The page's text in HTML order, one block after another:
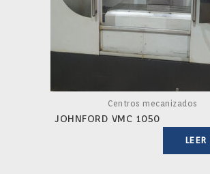
Centros mecanizados
JOHNFORD VMC 1050
LEER